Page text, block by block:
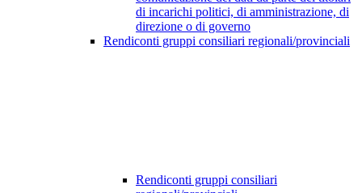
di incarichi politici, di amministrazione, di
direzione o di governo
Rendiconti gruppi consiliari regionali/provinciali
Rendiconti gruppi consiliari